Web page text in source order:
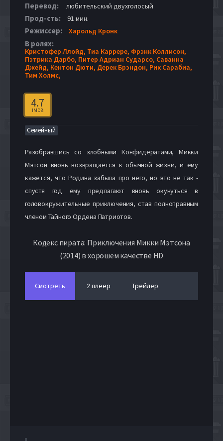
Перевод: любительский двухголосый
Прод-сть: 91 мин.
Режиссер: Харольд Кронк
В ролях:
Кристофер Ллойд, Тиа Каррере, Фрэнк Коллисон,
Пэтрика Дарбо, Питер Адриан Сударсо, Саванна
Джейд, Кентон Дюти, Дерек Брэндон, Рик Сарабиа,
Тим Холмс,
4.7
IMDB
Семейный
Разобравшись со злобными Конфидератами, Микки
Мэтсон вновь возвращается к обычной жизни, и ему
кажется, что Родина забыла про него, но это не так -
спустя год ему предлагают вновь окунуться в
головокружительные приключения, став полноправным
членом Тайного Ордена Патриотов.
Кодекс пирата: Приключения Микки Мэтсона
(2014) в хорошем качестве HD
Смотреть 2 плеер Трейлер